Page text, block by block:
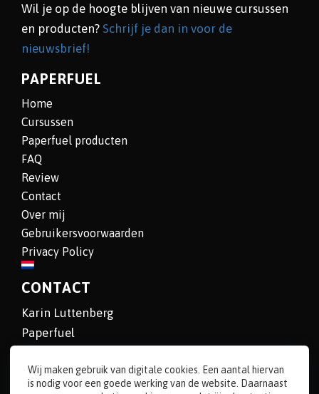
Wil je op de hoogte blijven van nieuwe cursussen
en producten? Schrijf je dan in voor de
nieuwsbrief!
PAPERFUEL
Home
Cursussen
Paperfuel producten
FAQ
Review
Contact
Over mij
Gebruikersvoorwaarden
Privacy Policy
CONTACT
Karin Luttenberg
Paperfuel
T: 0546 673830
Wij maken gebruik van digitale cookies. Een aantal hiervan
is nodig voor een goede werking van de website. Daarnaast